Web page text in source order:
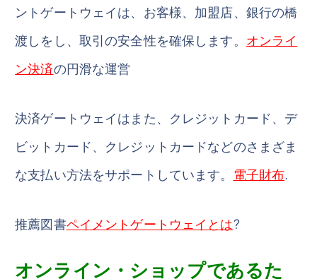
ントゲートウェイは、お客様、加盟店、銀行の橋
渡しをし、取引の安全性を確保します。 オンライ
ン決済の円滑な運営
決済ゲートウェイはまた、クレジットカード、デ
ビットカード、クレジットカードなどのさまざま
な支払い方法をサポートしています。 電子財布.
推薦図書ペイメントゲートウェイとは?
オンライン・ショップであるた